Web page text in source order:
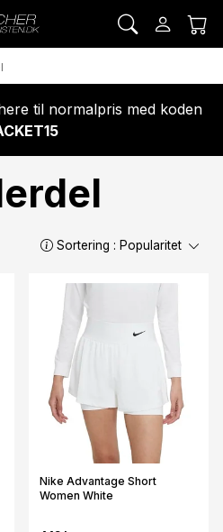
til normalpris med koden
Sortering : Popularitet
Nike Advantage Short
Women White